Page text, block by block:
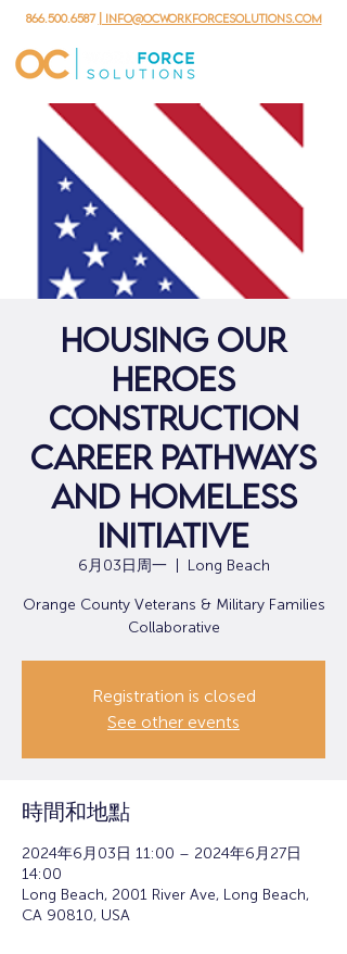
866.500.6587 | info@ocworkforcesolutions.com
Housing Our
Heroes
Construction
Career Pathways
and Homeless
Initiative
6月03日周一
  |
Long Beach
Orange County Veterans & Military Families
Collaborative
Registration is closed
See other events
時間和地點
2024年6月03日 11:00 – 2024年6月27日
14:00
Long Beach, 2001 River Ave, Long Beach,
CA 90810, USA